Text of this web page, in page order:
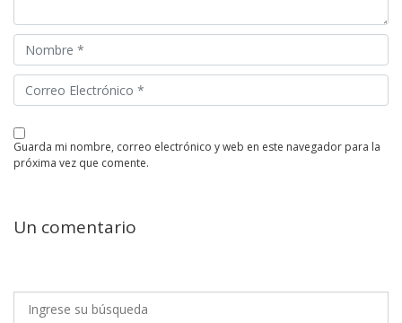
guarda mi nombre, correo electrónico y web en este navegador para la
próxima vez que comente.
Un comentario